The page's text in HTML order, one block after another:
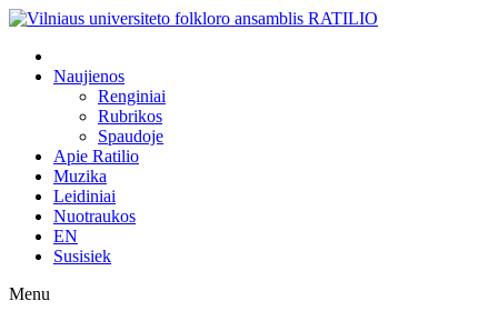
Naujienos
Renginiai
Rubrikos
Spaudoje
Apie Ratilio
Muzika
Leidiniai
Nuotraukos
EN
Susisiek
Menu